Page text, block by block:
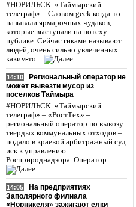
#НОРИЛЬСК. «Таймырский
телеграф» – Словом geek когда-то
называли ярмарочных чудаков,
которые выступали на потеху
публике. Сейчас гиками называют
людей, очень сильно увлеченных
каким-то…
14:10
Региональный оператор не
может вывезти мусор из
поселков Таймыра
#НОРИЛЬСК. «Таймырский
телеграф» – «РостТех» –
региональный оператор по вывозу
твердых коммунальных отходов –
подало в краевой арбитражный суд
иск к управлению
Росприроднадзора. Оператор…
14:05
На предприятиях
Заполярного филиала
«Норникеля» зажигают елки